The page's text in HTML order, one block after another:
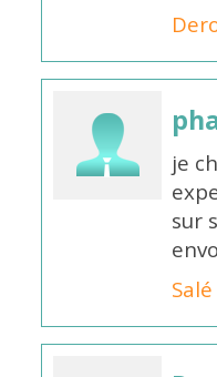
je
sur
Salé